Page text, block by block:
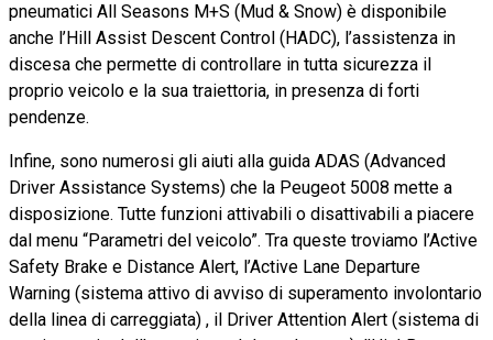
pneumatici All Seasons M+S (Mud & Snow) è disponibile
anche l’Hill Assist Descent Control (HADC), l’assistenza in
discesa che permette di controllare in tutta sicurezza il
proprio veicolo e la sua traiettoria, in presenza di forti
pendenze.
Infine, sono numerosi gli aiuti alla guida ADAS (Advanced
Driver Assistance Systems) che la Peugeot 5008 mette a
disposizione. Tutte funzioni attivabili o disattivabili a piacere
dal menu “Parametri del veicolo”. Tra queste troviamo l’Active
Safety Brake e Distance Alert, l’Active Lane Departure
Warning (sistema attivo di avviso di superamento involontario
della linea di carreggiata) , il Driver Attention Alert (sistema di